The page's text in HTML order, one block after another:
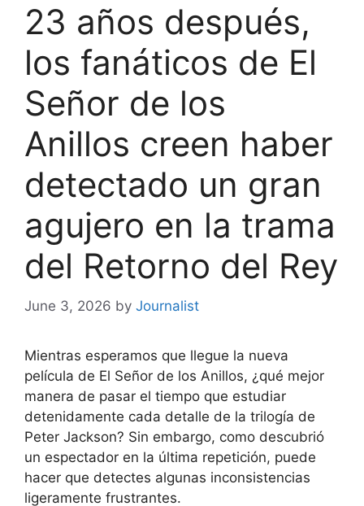
23 años después,
los fanáticos de El
Señor de los
Anillos creen haber
detectado un gran
agujero en la trama
del Retorno del Rey
June 3, 2026 by Journalist
Mientras esperamos que llegue la nueva
película de El Señor de los Anillos, ¿qué mejor
manera de pasar el tiempo que estudiar
detenidamente cada detalle de la trilogía de
Peter Jackson? Sin embargo, como descubrió
un espectador en la última repetición, puede
hacer que detectes algunas inconsistencias
ligeramente frustrantes.